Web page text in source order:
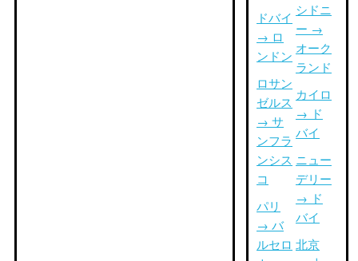
ドバイ
→ ロ
ンドン
ロサン
ゼルス
→ サ
ンフラ
ンシス
コ
パリ
→ バ
ルセロ
シドニ
ー →
オーク
ランド
カイロ
→ ド
バイ
ニュー
デリー
→ ド
バイ
北京